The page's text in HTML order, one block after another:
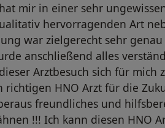
mir in einer sehr
hervorragenden Art
war zielgerecht sehr
anschließend alles
Arztbesuch sich für mich
richtigen HNO Arzt für die
freundliches und
!!! Ich kann diesen HNO